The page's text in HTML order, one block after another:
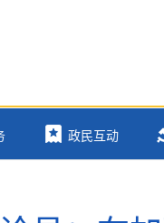
政民互动